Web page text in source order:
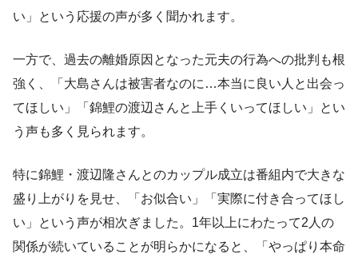
い」という応援の声が多く聞かれます。
一方で、過去の離婚原因となった元夫の行為への批判も根
強く、「大島さんは被害者なのに…本当に良い人と出会っ
てほしい」「錦鯉の渡辺さんと上手くいってほしい」とい
う声も多く見られます。
特に錦鯉・渡辺隆さんとのカップル成立は番組内で大きな
盛り上がりを見せ、「お似合い」「実際に付き合ってほし
い」という声が相次ぎました。1年以上にわたって2人の
関係が続いていることが明らかになると、「やっぱり本命